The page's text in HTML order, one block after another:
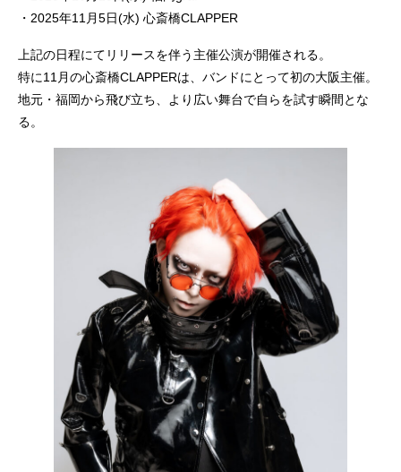
・2025年11月5日(水) 心斎橋CLAPPER
上記の日程にてリリースを伴う主催公演が開催される。
特に11月の心斎橋CLAPPERは、バンドにとって初の大阪主催。
地元・福岡から飛び立ち、より広い舞台で自らを試す瞬間とな
る。